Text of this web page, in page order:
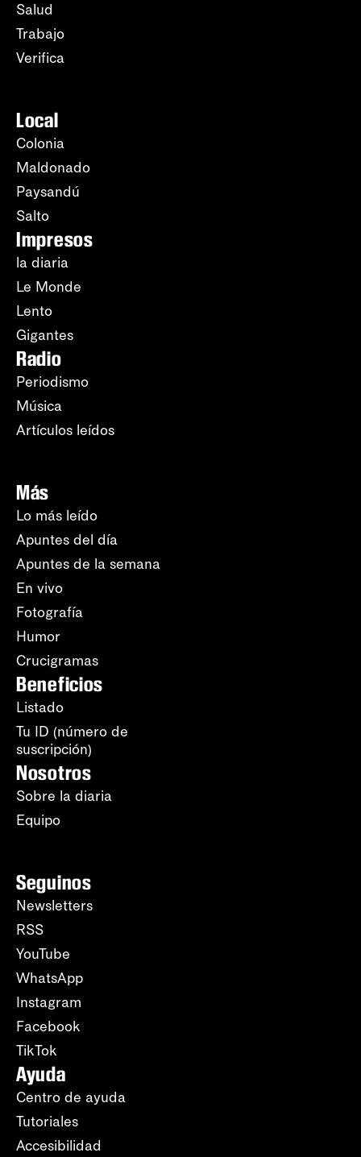
Salud
Trabajo
Verifica
Local
Colonia
Maldonado
Paysandú
Salto
Impresos
la diaria
Le Monde
Lento
Gigantes
Radio
Periodismo
Música
Artículos leídos
Más
Lo más leído
Apuntes del día
Apuntes de la semana
En vivo
Fotografía
Humor
Crucigramas
Beneficios
Listado
Tu ID (número de
suscripción)
Nosotros
Sobre la diaria
Equipo
Seguinos
Newsletters
RSS
YouTube
WhatsApp
Instagram
Facebook
TikTok
Ayuda
Centro de ayuda
Tutoriales
Accesibilidad